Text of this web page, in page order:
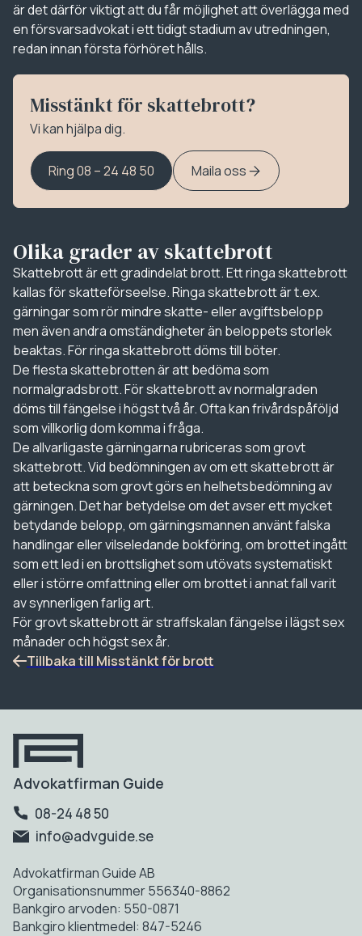
är det därför viktigt att du får möjlighet att överlägga med
en försvarsadvokat i ett tidigt stadium av utredningen,
redan innan första förhöret hålls.
Misstänkt för skattebrott?
Vi kan hjälpa dig.
Ring 08 – 24 48 50 Maila oss
Olika grader av skattebrott
Skattebrott är ett gradindelat brott. Ett ringa skattebrott
kallas för skatteförseelse. Ringa skattebrott är t.ex.
gärningar som rör mindre skatte- eller avgiftsbelopp
men även andra omständigheter än beloppets storlek
beaktas. För ringa skattebrott döms till böter.
De flesta skattebrotten är att bedöma som
normalgradsbrott. För skattebrott av normalgraden
döms till fängelse i högst två år. Ofta kan frivårdspåföljd
som villkorlig dom komma i fråga.
De allvarligaste gärningarna rubriceras som grovt
skattebrott. Vid bedömningen av om ett skattebrott är
att beteckna som grovt görs en helhetsbedömning av
gärningen. Det har betydelse om det avser ett mycket
betydande belopp, om gärningsmannen använt falska
handlingar eller vilseledande bokföring, om brottet ingått
som ett led i en brottslighet som utövats systematiskt
eller i större omfattning eller om brottet i annat fall varit
av synnerligen farlig art.
För grovt skattebrott är straffskalan fängelse i lägst sex
månader och högst sex år.
Tillbaka till Misstänkt för brott
Advokatfirman Guide
08-24 48 50
info@advguide.se
Advokatfirman Guide AB
Organisationsnummer 556340-8862
Bankgiro arvoden: 550-0871
Bankgiro klientmedel: 847-5246